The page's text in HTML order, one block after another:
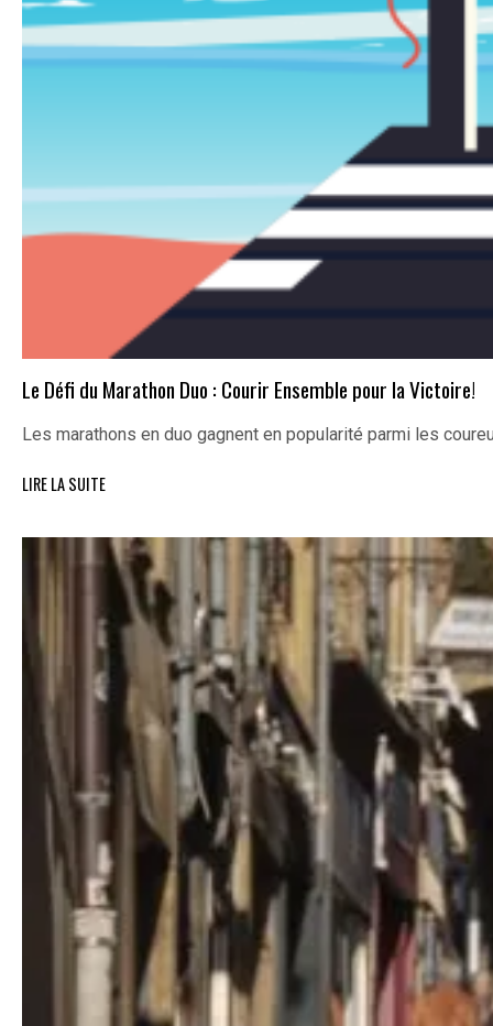
Le Défi du Marathon Duo : Courir Ensemble pour la Victoire!
Les marathons en duo gagnent en popularité parmi les
LIRE LA SUITE